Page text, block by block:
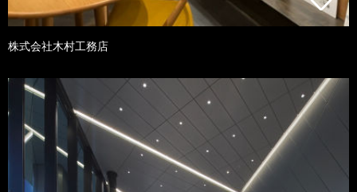
株式会社木村工務店